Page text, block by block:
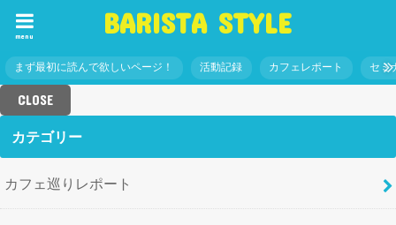
BARISTA STYLE
menu
まず最初に読んで欲しいページ！ 活動記録 カフェレポート セミ
CLOSE
カテゴリー
カフェ巡りレポート